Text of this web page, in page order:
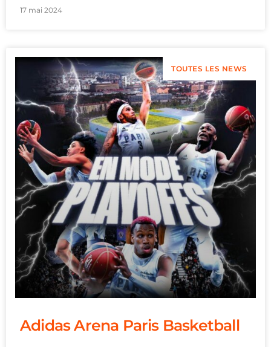
17 mai 2024
TOUTES LES NEWS
Adidas Arena Paris Basketball